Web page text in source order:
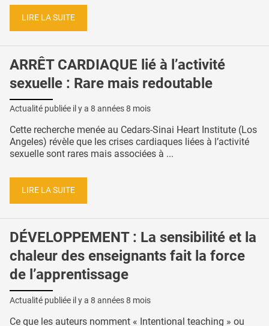
LIRE LA SUITE
ARRÊT CARDIAQUE lié à l’activité
sexuelle : Rare mais redoutable
Actualité publiée il y a 8 années 8 mois
Cette recherche menée au Cedars-Sinai Heart Institute (Los
Angeles) révèle que les crises cardiaques liées à l’activité
sexuelle sont rares mais associées à ...
LIRE LA SUITE
DÉVELOPPEMENT : La sensibilité et la
chaleur des enseignants fait la force
de l’apprentissage
Actualité publiée il y a 8 années 8 mois
Ce que les auteurs nomment « Intentional teaching » ou